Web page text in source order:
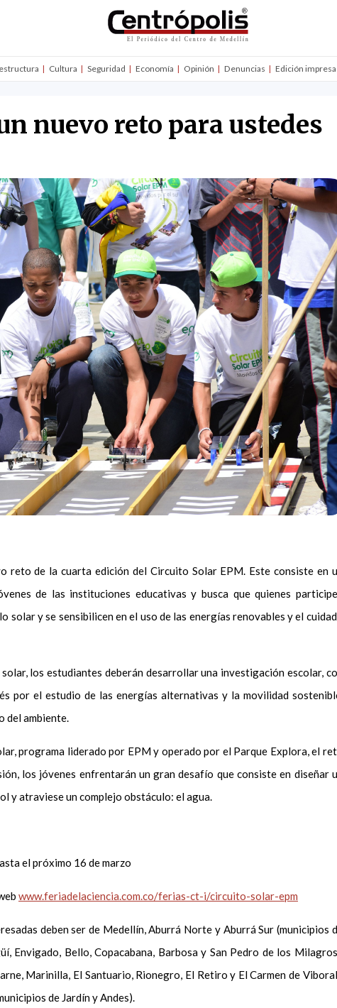
Cultura Seguridad Economía Opinión Denuncias Edición impresa
nuevo reto para ustedes
reto de la cuarta edición del Circuito Solar EPM. Este consiste en
de las instituciones educativas y busca que quienes
solar y se sensibilicen en el uso de las energías renovables y el
los estudiantes deberán desarrollar una investigación escolar,
por el estudio de las energías alternativas y la movilidad
del ambiente.
programa liderado por EPM y operado por el Parque Explora, el
los jóvenes enfrentarán un gran desafío que consiste en diseñar
y atraviese un complejo obstáculo: el agua.
el próximo 16 de marzo
www.feriadelaciencia.com.co/ferias-ct-i/circuito-solar-epm
deben ser de Medellín, Aburrá Norte y Aburrá Sur (municipios
Envigado, Bello, Copacabana, Barbosa y San Pedro de los
Marinilla, El Santuario, Rionegro, El Retiro y El Carmen de
de Jardín y Andes).